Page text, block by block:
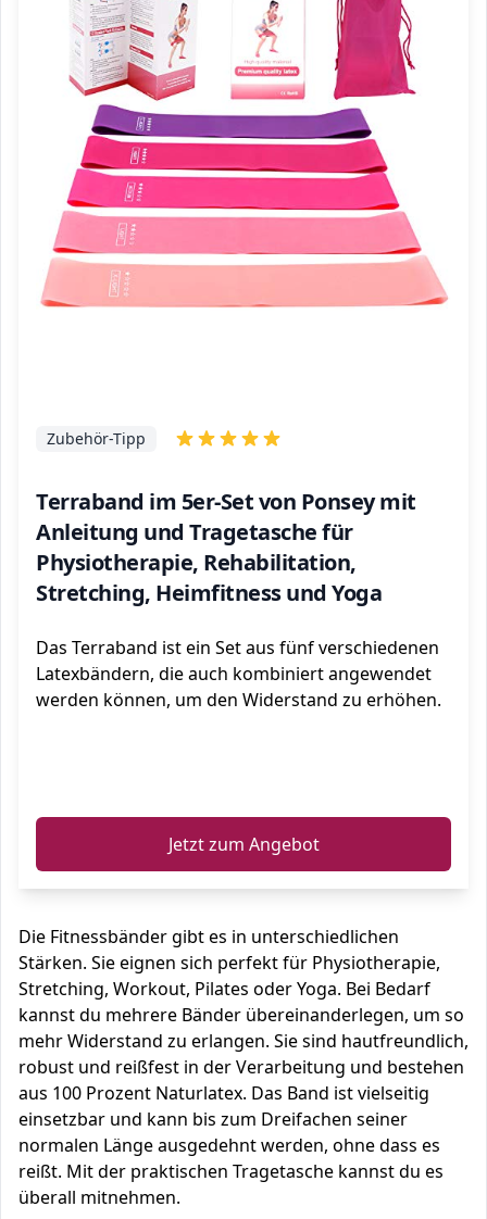
Terraband im 5er-Set von Ponsey mit
Anleitung und Tragetasche für
Physiotherapie, Rehabilitation,
Stretching, Heimfitness und Yoga
Zubehör-Tipp
Das Terraband ist ein Set aus fünf verschiedenen
Latexbändern, die auch kombiniert angewendet
werden können, um den Widerstand zu erhöhen.
Jetzt zum Angebot
Die Fitnessbänder gibt es in unterschiedlichen
Stärken. Sie eignen sich perfekt für Physiotherapie,
Stretching, Workout, Pilates oder Yoga. Bei Bedarf
kannst du mehrere Bänder übereinanderlegen, um so
mehr Widerstand zu erlangen. Sie sind hautfreundlich,
robust und reißfest in der Verarbeitung und bestehen
aus 100 Prozent Naturlatex. Das Band ist vielseitig
einsetzbar und kann bis zum Dreifachen seiner
normalen Länge ausgedehnt werden, ohne dass es
reißt. Mit der praktischen Tragetasche kannst du es
überall mitnehmen.